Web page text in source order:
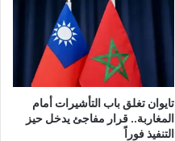
تايوان تغلق باب التأشيرات أمام
المغاربة.. قرار مفاجئ يدخل حيز
التنفيذ فوراً